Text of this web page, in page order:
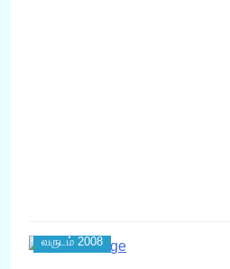
வருடம் 2008